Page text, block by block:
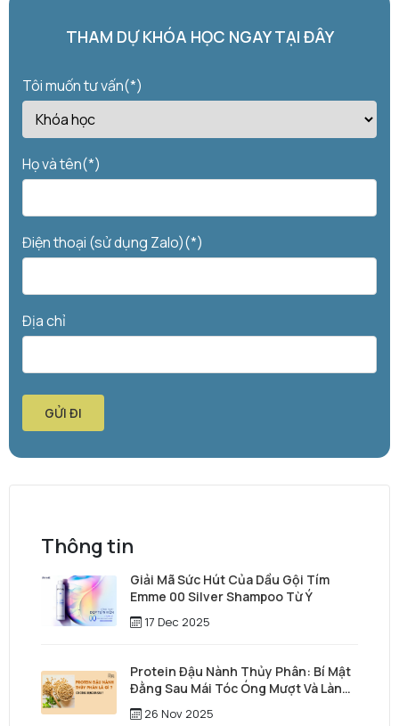
THAM DỰ KHÓA HỌC NGAY TẠI ĐÂY
Tôi muốn tư vấn(*)
Họ và tên(*)
Điện thoại (sử dụng Zalo)(*)
Địa chỉ
GỬI ĐI
Thông tin
Giải Mã Sức Hút Của Dầu Gội Tím
Emme 00 Silver Shampoo Từ Ý
17 Dec 2025
Protein Đậu Nành Thủy Phân: Bí Mật
Đằng Sau Mái Tóc Óng Mượt Và Làn
Da Trẻ Trung
26 Nov 2025